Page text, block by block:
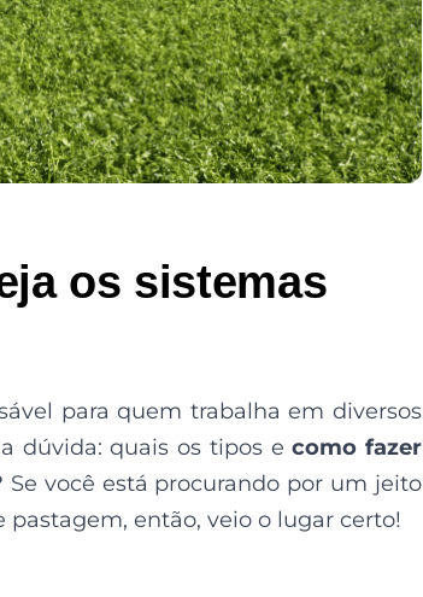
os sistemas
para quem trabalha em diversos
dúvida: quais os tipos ecomo fazer
Se você está procurando por um jeito
então, veio o lugar certo!